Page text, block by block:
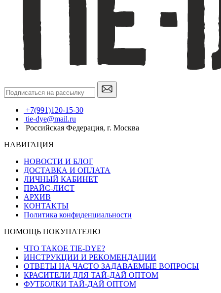
+7(991)120-15-30
tie-dye@mail.ru
Российская Федерация, г. Москва
НАВИГАЦИЯ
НОВОСТИ И БЛОГ
ДОСТАВКА И ОПЛАТА
ЛИЧНЫЙ КАБИНЕТ
ПРАЙС-ЛИСТ
АРХИВ
КОНТАКТЫ
Политика конфиденциальности
ПОМОЩЬ ПОКУПАТЕЛЮ
ЧТО ТАКОЕ TIE-DYE?
ИНСТРУКЦИИ И РЕКОМЕНДАЦИИ
ОТВЕТЫ НА ЧАСТО ЗАДАВАЕМЫЕ ВОПРОСЫ
КРАСИТЕЛИ ДЛЯ ТАЙ-ДАЙ ОПТОМ
ФУТБОЛКИ ТАЙ-ДАЙ ОПТОМ